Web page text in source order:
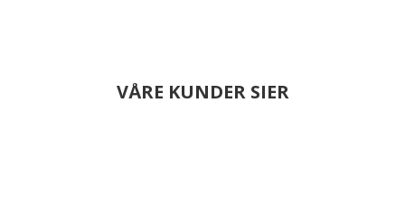
VÅRE KUNDER SIER